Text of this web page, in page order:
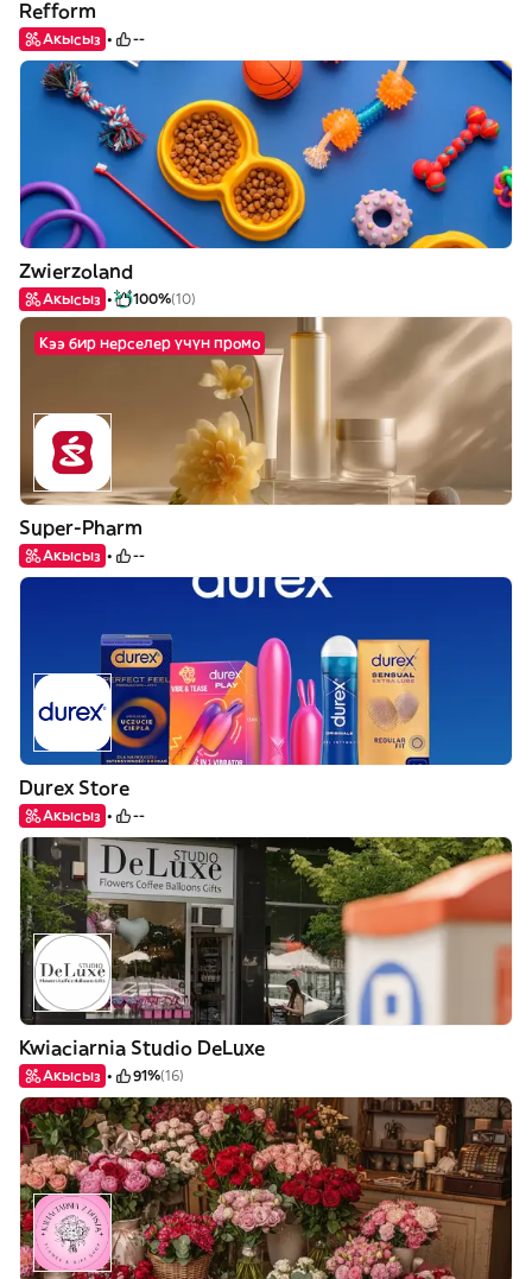
Refform
Акысыз --
Zwierzoland
Акысыз 100%(10)
Кээ бир нерселер үчүн промо
Super-Pharm
Акысыз --
Durex Store
Акысыз --
Kwiaciarnia Studio DeLuxe
Акысыз 91%(16)